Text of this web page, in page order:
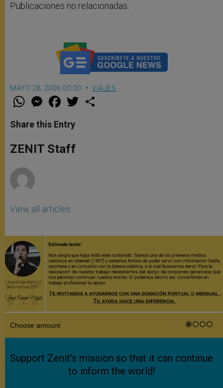
Publicaciones no relacionadas.
MAYO 28, 2006 00:00 VIAJES
W
t
s
p
p
M
e
s
e
g
e
F
a
e
b
o
k
w
Share this Entry
ZENIT Staff
View all articles